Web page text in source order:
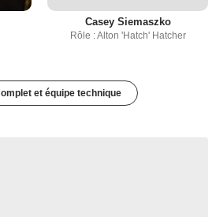
Casey Siemaszko
Rôle : Alton 'Hatch' Hatcher
et équipe technique